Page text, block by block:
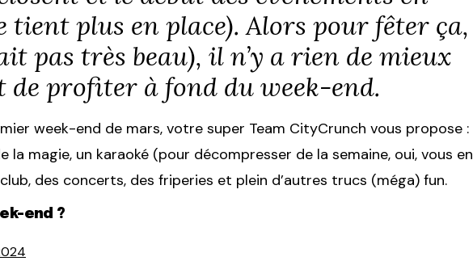
tient plus en place). Alors pour fêter ça,
pas très beau), il n’y a rien de mieux
de profiter à fond du week-end.
week-end de mars, votre super Team CityCrunch vous propose :
la magie, un karaoké (pour décompresser de la semaine, oui, vous en
des concerts, des friperies et plein d’autres trucs (méga) fun.
end ?